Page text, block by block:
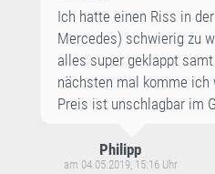
Ich hatte einen Riss in
Mercedes) schwierig zu
alles super geklappt
nächsten mal komme ich
Preis ist unschlagbar im
Philipp
am 04.05.2019, 15:16 Uhr